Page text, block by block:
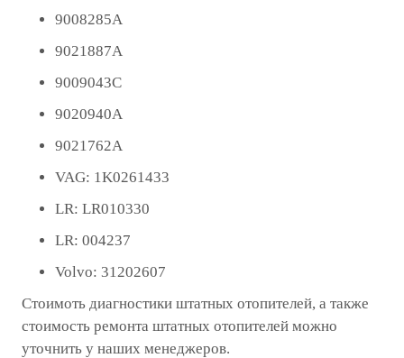
9008285A
9021887A
9009043C
9020940A
9021762А
VAG: 1K0261433
LR: LR010330
LR: 004237
Volvo: 31202607
Стоимоть диагностики штатных отопителей, а также
стоимость ремонта штатных отопителей можно
уточнить у наших менеджеров.